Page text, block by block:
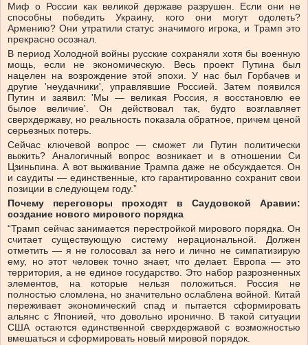
Миф о России как великой державе разрушен. Если они не
способны победить Украину, кого они могут одолеть?
Армению? Они утратили статус значимого игрока, и Трамп это
прекрасно осознал.
В период Холодной войны русские сохраняли хотя бы военную
мощь, если не экономическую. Весь проект Путина был
нацелен на возрождение этой эпохи. У нас был Горбачев и
другие 'неудачники', управлявшие Россией. Затем появился
Путин и заявил: 'Мы — великая Россия, я восстановлю ее
былое величие'. Он действовал так, будто возглавляет
сверхдержаву, но реальность показала обратное, причем ценой
серьезных потерь.
Сейчас ключевой вопрос — сможет ли Путин политически
выжить? Аналогичный вопрос возникает и в отношении Си
Цзиньпина. А вот выживание Трампа даже не обсуждается. Он
и саудиты — единственные, кто гарантированно сохранит свои
позиции в следующем году.”
Почему переговоры проходят в Саудовской Аравии:
создание нового мирового порядка
“Трамп сейчас занимается перестройкой мирового порядка. Он
считает существующую систему нерациональной. Должен
отметить — я не голосовал за него и лично не симпатизирую
ему, но этот человек точно знает, что делает. Европа — это
территория, а не единое государство. Это набор разрозненных
элементов, на которые нельзя положиться. Россия не
полностью сломлена, но значительно ослаблена войной. Китай
переживает экономический спад и пытается сформировать
альянс с Японией, что довольно иронично. В такой ситуации
США остаются единственной сверхдержавой с возможностью
вмешаться и сформировать новый мировой порядок.